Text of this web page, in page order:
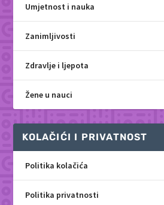
Umjetnost i nauka
Zanimljivosti
Zdravlje i ljepota
Žene u nauci
KOLAČIĆI I PRIVATNOST
Politika kolačića
Politika privatnosti